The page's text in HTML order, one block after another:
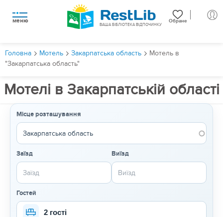
меню Обране
ВАША БІБЛІОТЕКА ВІДПОЧИНКУ
Головна Мотель Закарпатська область
Мотель в
"Закарпатська область"
Мотелі в Закарпатській області
Місце розташування
Заїзд Виїзд
Гостей
2 гості